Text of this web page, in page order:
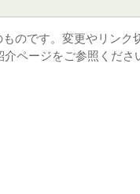
のです。変更やリン
ページをご参照くださ